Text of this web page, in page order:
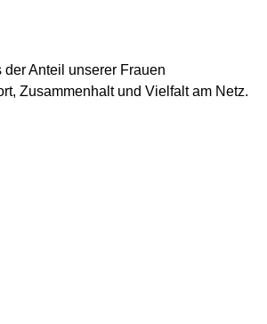
Anteil unserer Frauen
Zusammenhalt und Vielfalt am Netz.